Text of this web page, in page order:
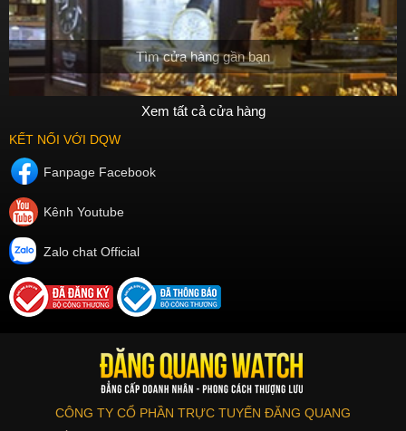
Tìm cửa hàng gần bạn
Xem tất cả cửa hàng
KẾT NỐI VỚI DQW
Fanpage Facebook
Kênh Youtube
Zalo chat Official
CÔNG TY CỔ PHẦN TRỰC TUYẾN ĐĂNG QUANG